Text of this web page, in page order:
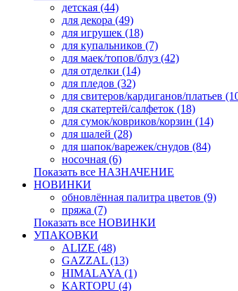
детская (44)
для декора (49)
для игрушек (18)
для купальников (7)
для маек/топов/блуз (42)
для отделки (14)
для пледов (32)
для свитеров/кардиганов/платьев
для скатертей/салфеток (18)
для сумок/ковриков/корзин (14)
для шалей (28)
для шапок/варежек/снудов (84)
носочная (6)
Показать все НАЗНАЧЕНИЕ
НОВИНКИ
обновлённая палитра цветов (9)
пряжа (7)
Показать все НОВИНКИ
УПАКОВКИ
ALIZE (48)
GAZZAL (13)
HIMALAYA (1)
KARTOPU (4)